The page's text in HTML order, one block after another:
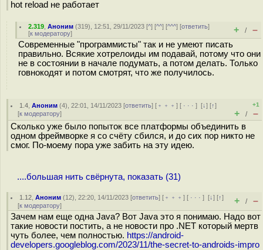
hot reload не работает
2.319 ,Аноним (319), 12:51, 29/11/2023 [^] [^^] [^^^] [ответить]
[к модератору] + / –
Современные "программисты" так и не умеют писать
правильно. Всякие хотрелоиды им подавай, потому что они
не в состоянии в начале подумать, а потом делать. Только
говнокодят и потом смотрят, что же получилось.
1.4 ,Аноним (4), 22:01, 14/11/2023 [ответить] [ ﹢﹢﹢] [ · · ·][↓] [↑]
[к модератору]
+1
+ / –
Сколько уже было попыток все платформы объединить в
одном фреймворке я со счёту сбился, и до сих пор никто не
смог. По-моему пора уже забить на эту идею.
....большая нить свёрнута, показать (31)
1.12 ,Аноним (12), 22:20, 14/11/2023 [ответить] [ ﹢﹢﹢] [ · · ·][↓] [↑]
[к модератору] + / –
Зачем нам еще одна Java? Вот Java это я понимаю. Надо вот
такие новости постить, а не новости про .NET который мертв
чуть более, чем полностью. https://android-
developers.googleblog.com/2023/11/the-secret-to-androids-impro